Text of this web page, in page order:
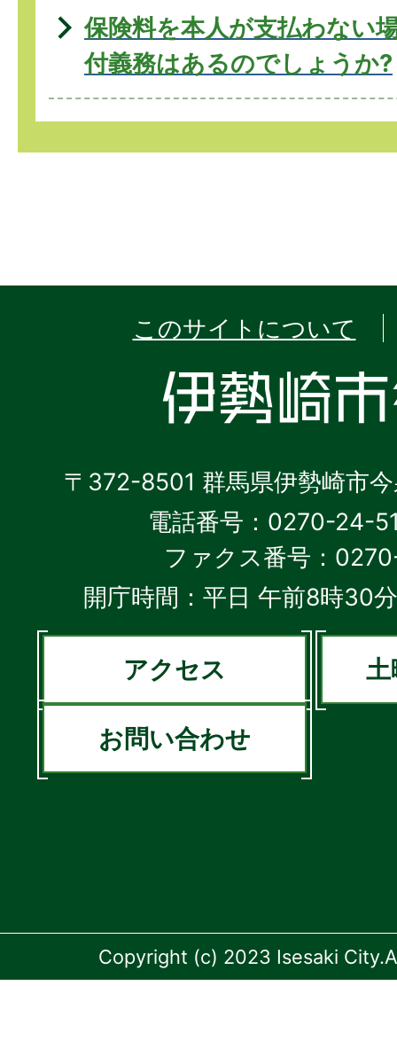
保険料を本人が支払わない
付義務はあるのでしょうか?
このサイトについて
〒372-8501 群馬県伊勢崎市
電話番号：0270-24-
ファクス番号：
開庁時間：平日 午前8時30
アクセス 土
お問い合わせ
Copyright (c) 2023 Isesaki